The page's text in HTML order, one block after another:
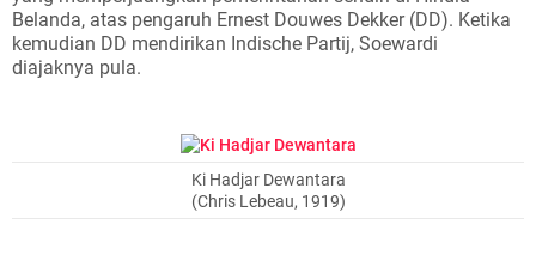
Belanda, atas pengaruh Ernest Douwes Dekker (DD). Ketika
kemudian DD mendirikan Indische Partij, Soewardi
diajaknya pula.
Ki Hadjar Dewantara
(Chris Lebeau, 1919)